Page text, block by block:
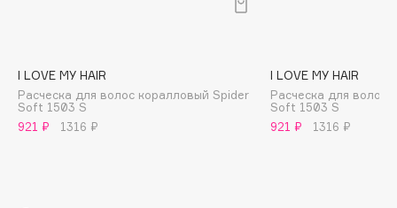
Baffy
Balmain Hair Couture
ЭКСКЛЮЗИВ
Banderas
I LOVE MY HAIR
Расческа для волос коралловый Spider
Soft 1503 S
921 ₽
1316 ₽
I LOVE MY HAIR
Расческа для волос
Soft 1503 S
921 ₽
1316 ₽